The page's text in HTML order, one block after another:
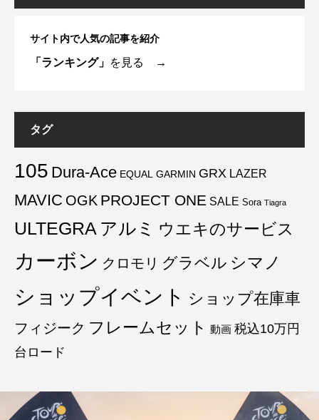
サイト内で人気の記事を紹介
「ランキング」 を見る →
タグ
105 Dura-Ace EQUAL GARMIN GRX LAZER
MAVIC OGK PROJECT ONE SALE Sora Tiagra
ULTEGRA アルミ ウエキのサービス
カーボン クロモリ グラベル シマノ
ショップイベント ショップ在庫車
フィジーク フレームセット 動画 税込10万円
台ロード